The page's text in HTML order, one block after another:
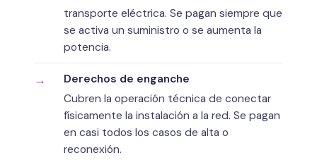
transporte eléctrica. Se pagan siempre que
se activa un suministro o se aumenta la
potencia.
Derechos de enganche
Cubren la operación técnica de conectar
físicamente la instalación a la red. Se pagan
en casi todos los casos de alta o
reconexión.